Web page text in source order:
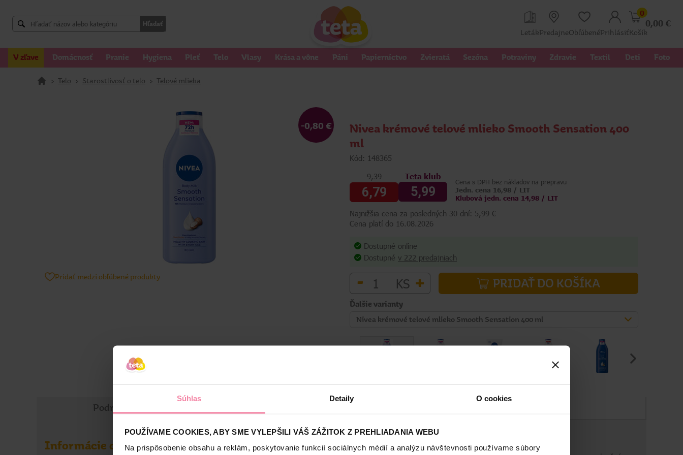
Súhlas Detaily O cookies
POUŽÍVAME COOKIES, ABY SME VYLEPŠILI VÁŠ ZÁŽITOK Z PREHLIADANIA WEBU
Na prispôsobenie obsahu a reklám, poskytovanie funkcií sociálnych médií a analýzu návštevnosti používame súbory
Hľadať
LetákPredajneObľúbenéPrihlásiť
0
0,00 €
Košík
V zľave Domácnosť Pranie Hygiena Pleť Telo Vlasy Krása a vône Páni Papierníctvo Zvieratá Sezóna Potraviny Zdravie Textil Deti Foto
> Telo > Starostlivosť o telo > Telové mlieka
-0,80 €
Pridať medzi obľúbené produkty
Nivea krémové telové mlieko Smooth Sensation 400
ml
Kód: 148365
9,39
6,79
Teta klub
5,99
Cena s DPH bez nákladov na prepravu
Jedn. cena 16,98 / LIT
Klubová jedn. cena 14,98 / LIT
Najnižšia cena za posledných 30 dní: 5,99 €
Cena platí do 16.08.2026
Dostupné online
Dostupné v 222 predajniach
- KS + PRIDAŤ DO KOŠÍKA
Ďalšie varianty
Nivea krémové telové mlieko Smooth Sensation 400 ml
Podrobné informácie
Informácie o výrobku Skladovanie